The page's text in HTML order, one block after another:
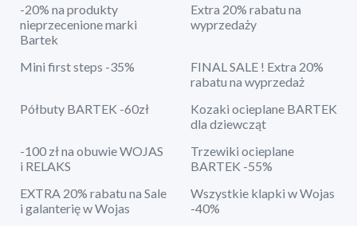
-20% na produkty
nieprzecenione marki
Bartek
Extra 20% rabatu na
wyprzedaży
Mini first steps -35%
FINAL SALE ! Extra 20%
rabatu na wyprzedaż
Półbuty BARTEK -60zł
Kozaki ocieplane BARTEK
dla dziewcząt
-100 zł na obuwie WOJAS
i RELAKS
Trzewiki ocieplane
BARTEK -55%
EXTRA 20% rabatu na Sale
i galanterię w Wojas
Wszystkie klapki w Wojas
-40%